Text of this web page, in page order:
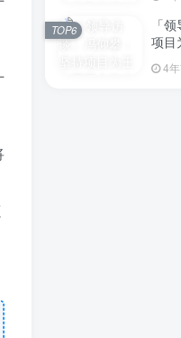
「
项目为王 彰显
点项
4
TOP6